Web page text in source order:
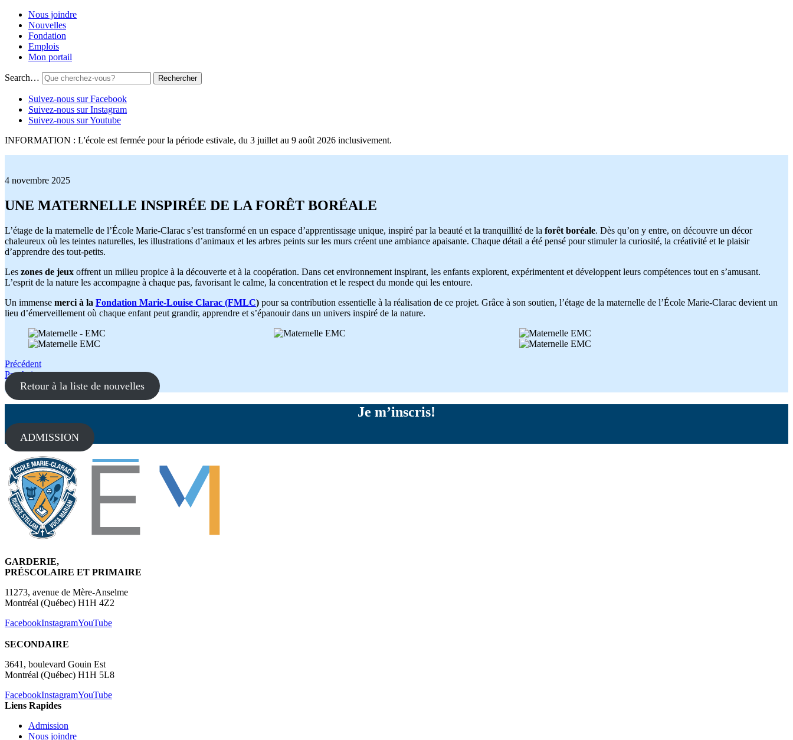
Nous joindre
Nouvelles
Fondation
Emplois
Mon portail
Search…
Suivez-nous sur Facebook
Suivez-nous sur Instagram
Suivez-nous sur Youtube
INFORMATION : L'école est fermée pour la période estivale, du 3 juillet au 9 août 2026 inclusivement.
4 novembre 2025
UNE MATERNELLE INSPIRÉE DE LA FORÊT BORÉALE
L’étage de la maternelle de l’École Marie-Clarac s’est transformé en un espace d’apprentissage unique, inspiré par la beauté et la tranquillité de la forêt boréale. Dès qu’on y entre, on découvre un décor
chaleureux où les teintes naturelles, les illustrations d’animaux et les arbres peints sur les murs créent une ambiance apaisante. Chaque détail a été pensé pour stimuler la curiosité, la créativité et le plaisir
d’apprendre des tout-petits.
Les zones de jeux offrent un milieu propice à la découverte et à la coopération. Dans cet environnement inspirant, les enfants explorent, expérimentent et développent leurs compétences tout en s’amusant.
L’esprit de la nature les accompagne à chaque pas, favorisant le calme, la concentration et le respect du monde qui les entoure.
Un immense merci à la Fondation Marie-Louise Clarac (FMLC) pour sa contribution essentielle à la réalisation de ce projet. Grâce à son soutien, l’étage de la maternelle de l’École Marie-Clarac devient un
lieu d’émerveillement où chaque enfant peut grandir, apprendre et s’épanouir dans un univers inspiré de la nature.
Navigation
de
l'article
Précédent
Prochain
Retour à la liste de nouvelles
Je m’inscris!
ADMISSION
GARDERIE,
PRÉSCOLAIRE ET PRIMAIRE
11273, avenue de Mère-Anselme
Montréal (Québec) H1H 4Z2
FacebookInstagramYouTube
SECONDAIRE
3641, boulevard Gouin Est
Montréal (Québec) H1H 5L8
FacebookInstagramYouTube
Liens Rapides
Admission
Nous joindre